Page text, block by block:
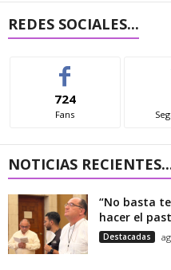
REDES SOCIALES...
724
Fans
NOTICIAS
“No basta
hacer el
Destacadas